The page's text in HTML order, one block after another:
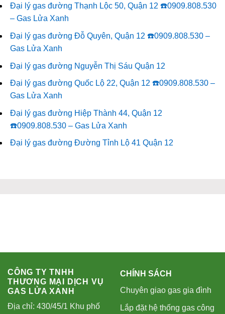
Đại lý gas đường Thạnh Lộc 50, Quận 12 ☎️0909.808.530
– Gas Lửa Xanh
Đại lý gas đường Đỗ Quyên, Quận 12 ☎️0909.808.530 –
Gas Lửa Xanh
Đại lý gas đường Nguyễn Thị Sáu Quận 12
Đại lý gas đường Quốc Lộ 22, Quận 12 ☎️0909.808.530 –
Gas Lửa Xanh
Đại lý gas đường Hiệp Thành 44, Quận 12
☎️0909.808.530 – Gas Lửa Xanh
Đại lý gas đường Đường Tỉnh Lộ 41 Quận 12
CÔNG TY TNHH
THƯƠNG MẠI DỊCH VỤ
GAS LỬA XANH
Địa chỉ: 430/45/1 Khu phố
CHÍNH SÁCH
Chuyên giao gas gia đình
Lắp đặt hệ thống gas công